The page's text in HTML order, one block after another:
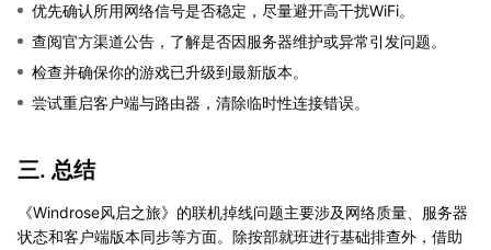
优先确认所用网络信号是否稳定，尽量避开高干扰WiFi。
查阅官方渠道公告，了解是否因服务器维护或异常引发问题。
检查并确保你的游戏已升级到最新版本。
尝试重启客户端与路由器，清除临时性连接错误。
三. 总结
《Windrose风启之旅》的联机掉线问题主要涉及网络质量、服务器
状态和客户端版本同步等方面。除按部就班进行基础排查外，借助